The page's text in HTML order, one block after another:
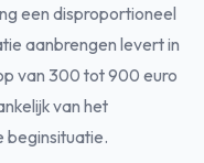
een disproportioneel
aanbrengen levert in
van 300 tot 900 euro
van het
beginsituatie.